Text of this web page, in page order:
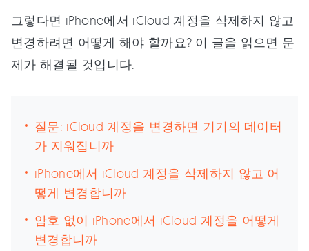
그렇다면 iPhone에서 iCloud 계정을 삭제하지 않고
변경하려면 어떻게 해야 할까요? 이 글을 읽으면 문
제가 해결될 것입니다.
질문: iCloud 계정을 변경하면 기기의 데이터
가 지워집니까
iPhone에서 iCloud 계정을 삭제하지 않고 어
떻게 변경합니까
암호 없이 iPhone에서 iCloud 계정을 어떻게
변경합니까